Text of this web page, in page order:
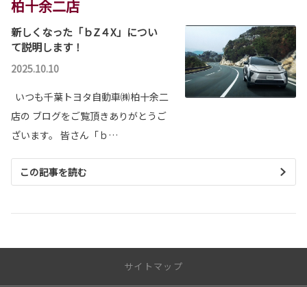
柏十余二店
新しくなった「ｂZ４X」につい
て説明します！
2025.10.10
いつも千葉トヨタ自動車㈱柏十余二
店の ブログをご覧頂きありがとうご
ざいます。 皆さん「ｂ…
この記事を読む
サイトマップ